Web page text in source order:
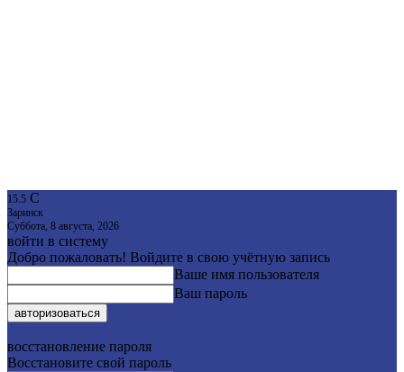
15.5 C
Заринск
Суббота, 8 августа, 2026
войти в систему
Добро пожаловать! Войдите в свою учётную запись
Ваше имя пользователя
Ваш пароль
восстановление пароля
Восстановите свой пароль